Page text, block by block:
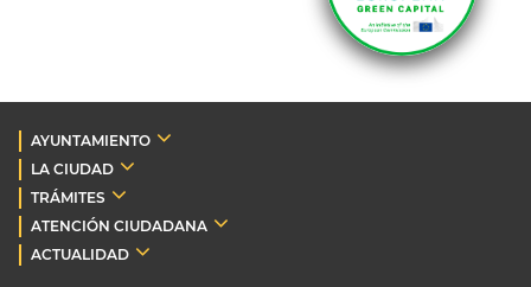
AYUNTAMIENTO
LA CIUDAD
TRÁMITES
ATENCIÓN CIUDADANA
ACTUALIDAD